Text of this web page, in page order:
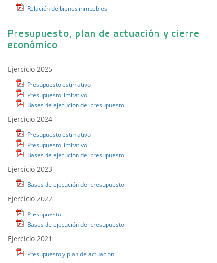
Relación de bienes inmuebles
Presupuesto, plan de actuación y cierre
económico
Ejercicio 2025
Presupuesto estimativo
Presupuesto limitativo
Bases de ejecución del presupuesto
Ejercicio 2024
Presupuesto estimativo
Presupuesto limitativo
Bases de ejecución del presupuesto
Ejercicio 2023
Bases de ejecución del presupuesto
Ejercicio 2022
Presupuesto
Bases de ejecución del presupuesto
Ejercicio 2021
Presupuesto y plan de actuación